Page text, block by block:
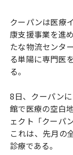
クーパンは医療
康支援事業を進
たな物流センタ
る単陽に専門医
る。
8日、クーパン
館で医療の空白
ェクト「クーパ
これは、先月の
診療である。